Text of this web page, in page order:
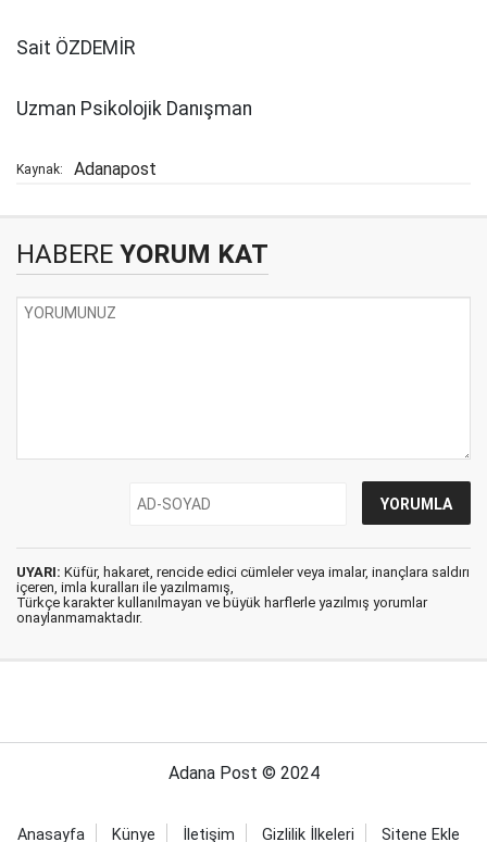
Sait ÖZDEMİR
Uzman Psikolojik Danışman
Kaynak: Adanapost
HABERE YORUM KAT
UYARI: Küfür, hakaret, rencide edici cümleler veya imalar, inançlara saldırı
içeren, imla kuralları ile yazılmamış,
Türkçe karakter kullanılmayan ve büyük harflerle yazılmış yorumlar
onaylanmamaktadır.
Adana Post © 2024
Anasayfa Künye İletişim Gizlilik İlkeleri Sitene Ekle